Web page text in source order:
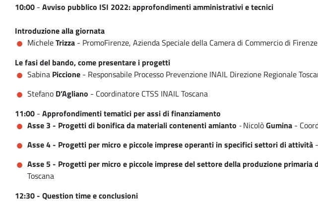
10:00 - Avviso pubblico ISI 2022: approfondimenti amministrativi e tecnici
Introduzione alla giornata
MicheleTrizza - PromoFirenze, Azienda Speciale della Camera di Commercio di Firenze
Le fasi del bando, come presentare i progetti
Sabina Piccione - Responsabile Processo Prevenzione INAIL Direzione Regionale
Stefano D’Agliano - Coordinatore CTSS INAIL Toscana
11:00 - Approfondimenti tematici per assi di finanziamento
Asse 3 - Progetti di bonifica da materiali contenenti amianto - NicolòGumina -
Asse 4 - Progetti per micro e piccole imprese operanti in specifici settori di attività
Asse 5 - Progetti per micro e piccole imprese del settore della produzione
Toscana
12:30 - Question time e conclusioni